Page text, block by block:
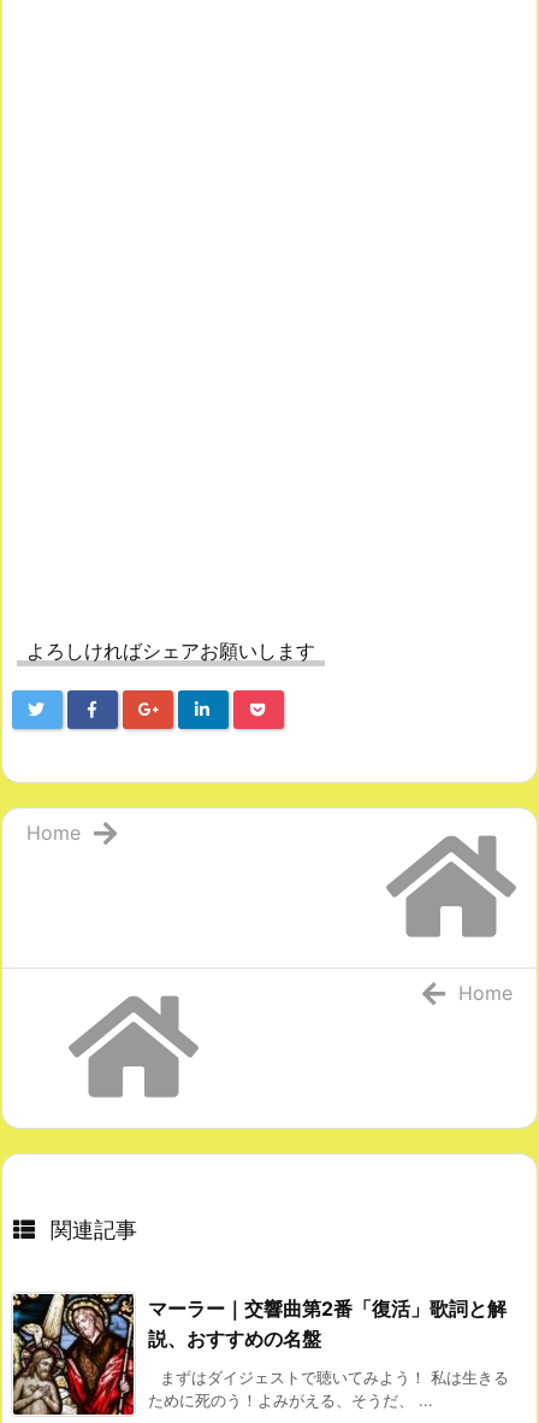
よろしければシェアお願いします
Home
Home
関連記事
マーラー｜交響曲第2番「復活」歌詞と解
説、おすすめの名盤
まずはダイジェストで聴いてみよう！ 私は生きる
ために死のう！よみがえる、そうだ、 ...